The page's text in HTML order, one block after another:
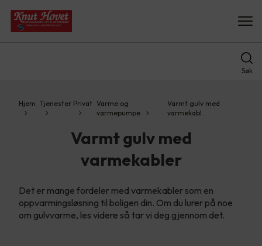
Søk
Hjem Tjenester Privat Varme og
varmepumpe
Varmt gulv med
varmekabl…
Varmt gulv med
varmekabler
Det er mange fordeler med varmekabler som en
oppvarmingsløsning til boligen din. Om du lurer på noe
om gulvvarme, les videre så tar vi deg gjennom det.